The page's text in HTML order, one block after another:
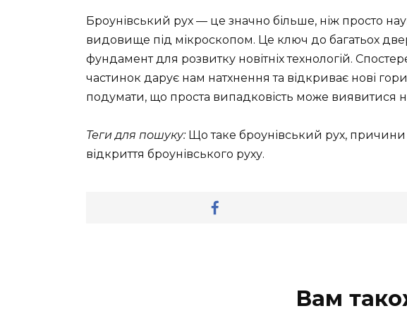
Броунівський рух — це значно більше, ніж просто
видовище під мікроскопом. Це ключ до багатьох
фундамент для розвитку новітніх технологій.
частинок дарує нам натхнення та відкриває нові
подумати, що проста випадковість може виявитися
Теги для пошуку:Що таке броунівський рух, причини
відкриття броунівського руху.
Вам